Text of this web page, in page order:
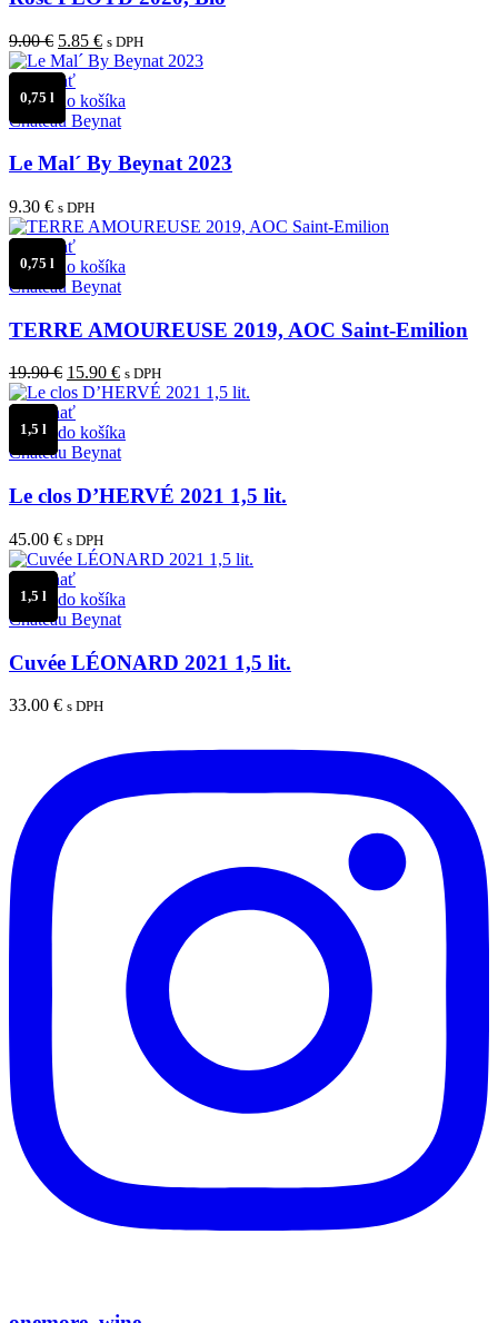
9.00€ Pôvodná
cena
bola:
9.00 €.
5.85 €Aktuálna
cena
5.85 €.
s DPH
Porovnať
Pridať do košíka
Château Beynat
Le Mal´ By Beynat 2023
9.30 € s DPH
0,75 l
Porovnať
Pridať do košíka
Château Beynat
TERRE AMOUREUSE 2019, AOC Saint-Emilion
19.90€ Pôvodná
cena
bola:
19.90 €.
15.90 €Aktuálna
cena
15.90 €.
s DPH
0,75 l
Porovnať
Pridať do košíka
Château Beynat
Le clos D’HERVÉ 2021 1,5 lit.
45.00 € s DPH
1,5 l
Porovnať
Pridať do košíka
Château Beynat
Cuvée LÉONARD 2021 1,5 lit.
33.00 € s DPH
1,5 l